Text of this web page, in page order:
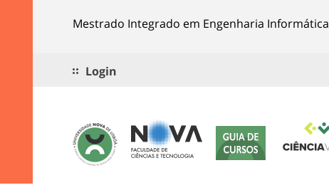
Mestrado Integrado em Engenharia Informática
Login